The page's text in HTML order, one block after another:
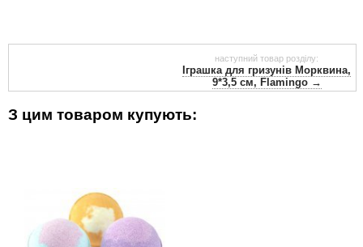
наступний товар розділу:
Іграшка для гризунів Морквина,
9*3,5 см, Flamingo →
З цим товаром купують: